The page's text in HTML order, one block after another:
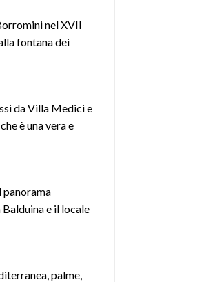
nel XVII
fontana dei
da Villa Medici e
è una vera e
panorama
e il locale
palme,